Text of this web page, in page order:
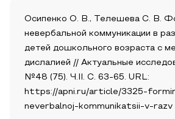
Осипенко О. В., Телешева С. В.
невербальной коммуникации в
детей дошкольного возраста с
дислалией // Актуальные
№48 (75). Ч.II. С. 63-65. URL:
https://apni.ru/article/3325-
neverbalnoj-kommunikatsii-v-razv